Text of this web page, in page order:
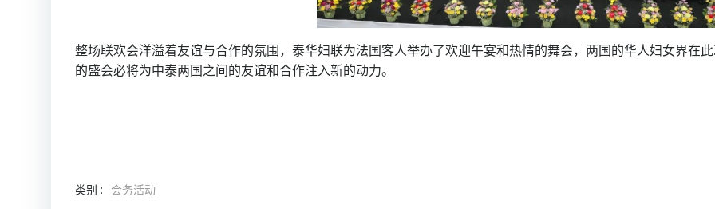
整场联欢会洋溢着友谊与合作的氛围，泰华妇联为法国客人举办了欢迎午宴和热情的舞会，两国的华人妇女界在
的盛会必将为中泰两国之间的友谊和合作注入新的动力。
类别 : 会务活动